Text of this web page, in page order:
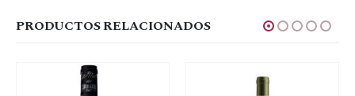
PRODUCTOS RELACIONADOS